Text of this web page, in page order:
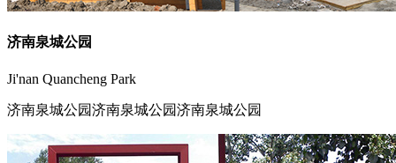
济南泉城公园
Ji'nan Quancheng Park
济南泉城公园济南泉城公园济南泉城公园